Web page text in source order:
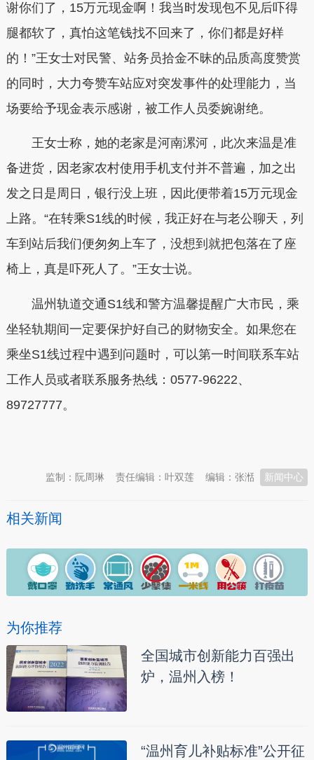
谢你们了，15万元现金啊！我当时发现包不见后吓得
腿都软了，真怕这笔钱找不回来了，你们都是好样
的！”王女士对民警、站务员拾金不昧的品质高度赞赏
的同时，大力夸赞车站应对突发事件的处理能力，当
场要给予现金表示感谢，被工作人员委婉谢绝。
王女士称，她的老家是河南漯河，此次来温是准
备进货，因老家农村使用手机支付并不普遍，加之出
发之日是周日，银行没上班，因此便带着15万元现金
上路。“在转乘S1线的时候，我正好在与老公聊天，列
车到站后我们便匆匆上车了，没想到就把包落在了座
椅上，真是吓死人了。”王女士说。
温州轨道交通S1线和警方温馨提醒广大市民，乘
坐轻轨期间一定要保护好自己的财物安全。如果您在
乘坐S1线过程中遇到问题时，可以第一时间联系车站
工作人员或者联系服务热线：0577-96222、
89727777。
新闻中心
编辑：张湉
责任编辑：叶双莲
监制：阮周琳
相关新闻
为你推荐
全国城市创新能力百强出
炉，温州入榜！
“温州育儿补贴标准”公开征